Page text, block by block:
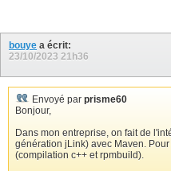
bouye a écrit:
23/10/2023 21h36
Envoyé par prisme60
Bonjour,
Dans mon entreprise, on fait de
génération jLink) avec Maven.
(compilation c++ et rpmbuild).